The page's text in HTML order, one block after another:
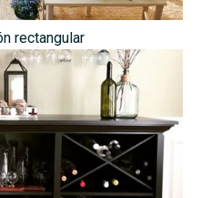
rectangular